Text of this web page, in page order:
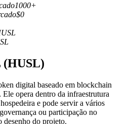
metais preciosos e commodities
1000+
$0
(HUSL)
digital baseado em blockchain
opera dentro da infraestrutura
e pode servir a vários
ou participação no
desenho do projeto.